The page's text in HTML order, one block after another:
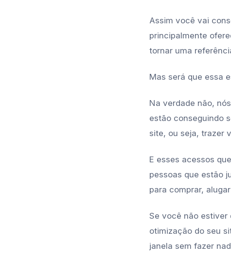
Assim você vai
principalmente
tornar uma
Mas será que essa
Na verdade não,
estão conseguindo
site, ou seja, trazer
E esses acessos
pessoas que estão
para comprar,
Se você não estiver
otimização do seu
janela sem fazer